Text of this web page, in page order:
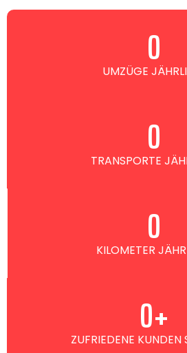
UMZÜGE0
TRANSPORTE
0
KILOMETER
0
ZUFRIEDENE KUNDEN
0+